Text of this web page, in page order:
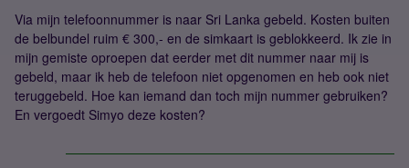
Via mijn telefoonnummer is naar Sri Lanka gebeld. Kosten buiten
de belbundel ruim € 300,- en de simkaart is geblokkeerd. Ik zie in
mijn gemiste oproepen dat eerder met dit nummer naar mij is
gebeld, maar ik heb de telefoon niet opgenomen en heb ook niet
teruggebeld. Hoe kan iemand dan toch mijn nummer gebruiken?
En vergoedt Simyo deze kosten?